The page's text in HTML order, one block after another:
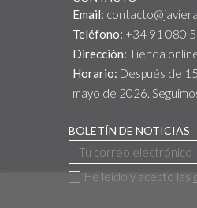
Email:
Teléfono: +34 91 080
Dirección: Tienda
Horario: Después de
mayo de 2026.
BOLETÍN DE NOTICIAS
He leído y acepto las